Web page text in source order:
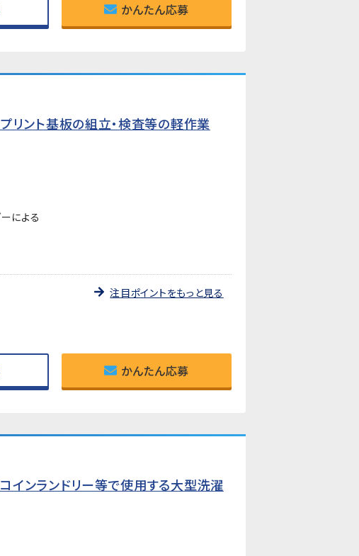
かんたん応募
リント基板の組立・検査等の軽作業
による
注目ポイントをもっと見る
かんたん応募
ンランドリー等で使用する大型洗濯